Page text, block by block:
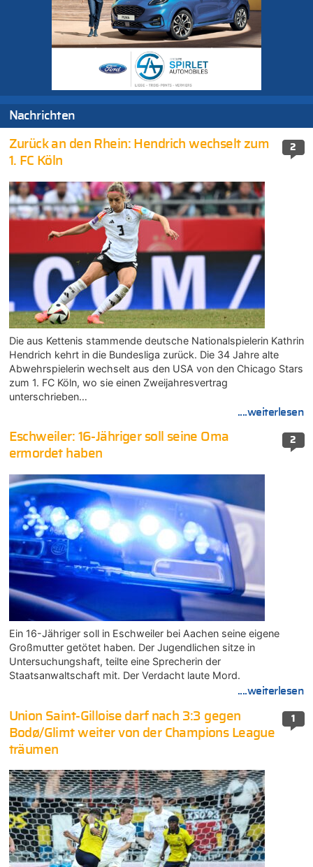
Nachrichten
2
Zurück an den Rhein: Hendrich wechselt zum
1. FC Köln
Die aus Kettenis stammende deutsche Nationalspielerin Kathrin
Hendrich kehrt in die Bundesliga zurück. Die 34 Jahre alte
Abwehrspielerin wechselt aus den USA von den Chicago Stars
zum 1. FC Köln, wo sie einen Zweijahresvertrag
unterschrieben…
....weiterlesen
2
Eschweiler: 16-Jähriger soll seine Oma
ermordet haben
Ein 16-Jähriger soll in Eschweiler bei Aachen seine eigene
Großmutter getötet haben. Der Jugendlichen sitze in
Untersuchungshaft, teilte eine Sprecherin der
Staatsanwaltschaft mit. Der Verdacht laute Mord.
....weiterlesen
1
Union Saint-Gilloise darf nach 3:3 gegen
Bodø/Glimt weiter von der Champions League
träumen